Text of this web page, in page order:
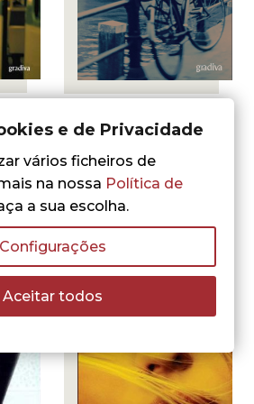
Ian McEwan
Amesterdão –
Ebook
e de Privacidade
vários ficheiros de
na nossa Política de
a sua escolha.
Configurações
Aceitar todos